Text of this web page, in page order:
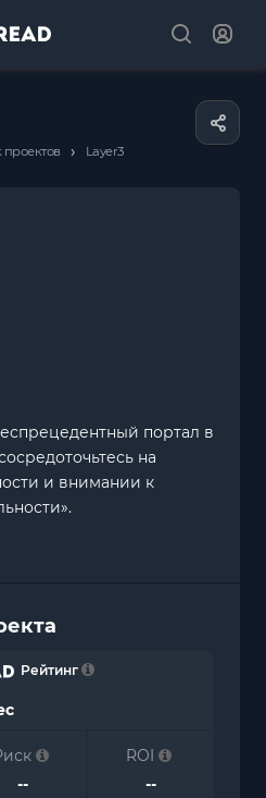
› Layer3
портал в
на
и внимании к
Рейтинг
--
ROI
--